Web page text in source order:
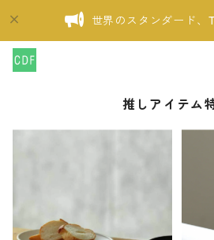
世界のスタンダード、
推しアイテム